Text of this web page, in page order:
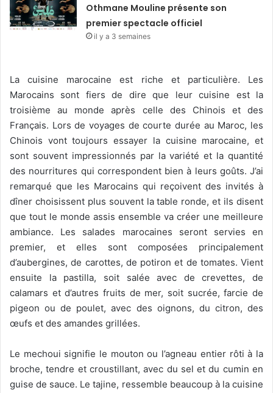
Othmane Mouline présente son
premier spectacle officiel
il y a 3 semaines
La cuisine marocaine est riche et particulière. Les
Marocains sont fiers de dire que leur cuisine est la
troisième au monde après celle des Chinois et des
Français. Lors de voyages de courte durée au Maroc, les
Chinois vont toujours essayer la cuisine marocaine, et
sont souvent impressionnés par la variété et la quantité
des nourritures qui correspondent bien à leurs goûts. J’ai
remarqué que les Marocains qui reçoivent des invités à
dîner choisissent plus souvent la table ronde, et ils disent
que tout le monde assis ensemble va créer une meilleure
ambiance. Les salades marocaines seront servies en
premier, et elles sont composées principalement
d’aubergines, de carottes, de potiron et de tomates. Vient
ensuite la pastilla, soit salée avec de crevettes, de
calamars et d’autres fruits de mer, soit sucrée, farcie de
pigeon ou de poulet, avec des oignons, du citron, des
œufs et des amandes grillées.
Le mechoui signifie le mouton ou l’agneau entier rôti à la
broche, tendre et croustillant, avec du sel et du cumin en
guise de sauce. Le tajine, ressemble beaucoup à la cuisine